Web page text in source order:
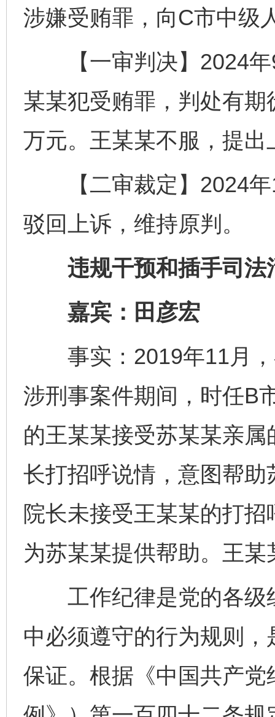
涉嫌受贿罪，向C市中级
【一审判决】2024年
某某犯受贿罪，判处有
万元。王某某不服，提出
【二审裁定】2024年
驳回上诉，维持原判。
违规干预和插手司法
嘉宾：田彦宏
事实：2019年11月，
涉刑事案件期间，时任B
的王某某接受苏某某亲
长打招呼说情，意图帮
院长未接受王某某的打
为苏某某提供帮助。王
工作纪律是党的各级
中必须遵守的行为规则
保证。根据《中国共产